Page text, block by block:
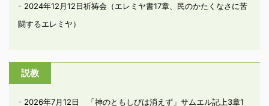
2024年12月12日祈祷会（エレミヤ書17章、民のかたくなさに苦
闘するエレミヤ）
説教
2026年7月12日 「神のともしびは消えず」サムエル記上3章1